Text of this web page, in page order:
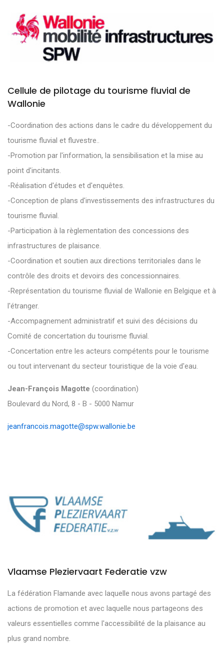
Cellule de pilotage du tourisme fluvial de
Wallonie
-Coordination des actions dans le cadre du développement du
tourisme fluvial et fluvestre..
-Promotion par l'information, la sensibilisation et la mise au
point d'incitants.
-Réalisation d'études et d'enquêtes.
-Conception de plans d'investissements des infrastructures du
tourisme fluvial.
-Participation à la règlementation des concessions des
infrastructures de plaisance.
-Coordination et soutien aux directions territoriales dans le
contrôle des droits et devoirs des concessionnaires.
-Représentation du tourisme fluvial de Wallonie en Belgique et à
l'étranger.
-Accompagnement administratif et suivi des décisions du
Comité de concertation du tourisme fluvial.
-Concertation entre les acteurs compétents pour le tourisme
ou tout intervenant du secteur touristique de la voie d'eau.
Jean-François Magotte (coordination)
Boulevard du Nord, 8 - B - 5000 Namur
jeanfrancois.magotte@spw.wallonie.be
Vlaamse Pleziervaart Federatie vzw
La fédération Flamande avec laquelle nous avons partagé des
actions de promotion et avec laquelle nous partageons des
valeurs essentielles comme l'accessibilité de la plaisance au
plus grand nombre.